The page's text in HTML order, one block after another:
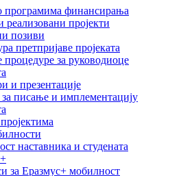
финансирања
реализовани пројекти
позиви
претпријаве пројеката
процедуре за руководиоце
и презентације
за писање и имплементацију
наставника и студената
за Еразмус+ мобилност